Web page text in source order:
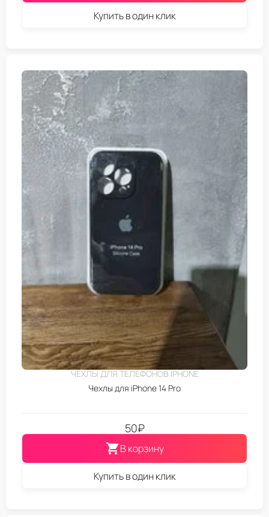
Купить в один клик
ЧЕХЛЫ ДЛЯ ТЕЛЕФОНОВ IPHONE
Чехлы для iPhone 14 Pro
50₽
В корзину
Купить в один клик